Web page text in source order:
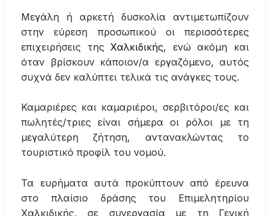
Μεγάλη ή αρκετή δυσκολία αντιμετωπίζουν
στην εύρεση προσωπικού οι περισσότερες
επιχειρήσεις της Χαλκιδικής, ενώ ακόμη και
όταν βρίσκουν κάποιον/α εργαζόμενο, αυτός
συχνά δεν καλύπτει τελικά τις ανάγκες τους.
Καμαριέρες και καμαριέροι, σερβιτόροι/ες και
πωλητές/τριες είναι σήμερα οι ρόλοι με τη
μεγαλύτερη ζήτηση, αντανακλώντας το
τουριστικό προφίλ του νομού.
Τα ευρήματα αυτά προκύπτουν από έρευνα
στο πλαίσιο δράσης του Επιμελητηρίου
Χαλκιδικής, σε συνεργασία με τη Γενική